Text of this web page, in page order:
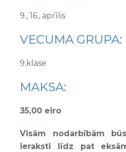
9., 16., aprīlis
VECUMA GRUPA:
9.klase
MAKSA:
35,00 eiro
Visām nodarbībām
ieraksti līdz pat